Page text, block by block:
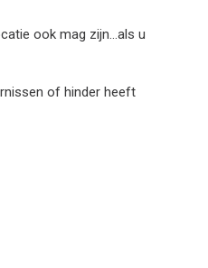
ook mag zijn…als u
of hinder heeft